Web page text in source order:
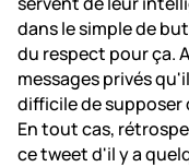
dans le simple de
du respect pour ça.
messages privés
difficile de supposer
En tout cas,
ce tweet d'il y a